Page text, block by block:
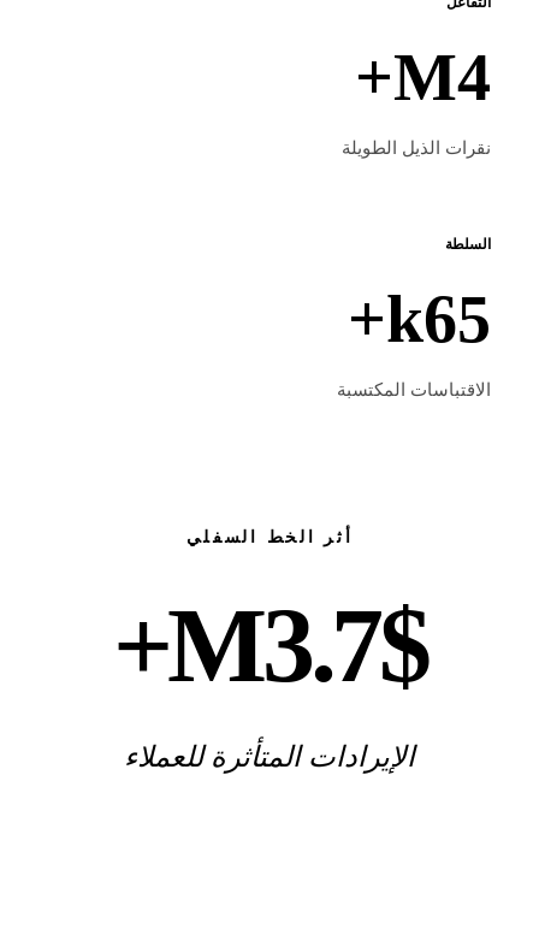
M+
نقرات الذيل الطويلة
السلطة
k+
الاقتباسات المكتسبة
أثر الخط السفلي
$
M+
الإيرادات المتأثرة للعملاء